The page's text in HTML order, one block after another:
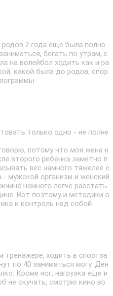
2 года еще была полно
бегать по утрам, с
на волейбол ходить как и ра
какой была до родов, спор
только одно - не полне
потому что моя жена н
второго ребенка заметно п
вес намного тяжелее с
- мужской организм и женский
немного легче расстать
Вот поэтому и методики о
и контроль над собой.
тренажере, ходить в спортза
по 40 заниматься могу. Ден
Кроме ног, нагрузка еще и
не скучать, смотрю кино во